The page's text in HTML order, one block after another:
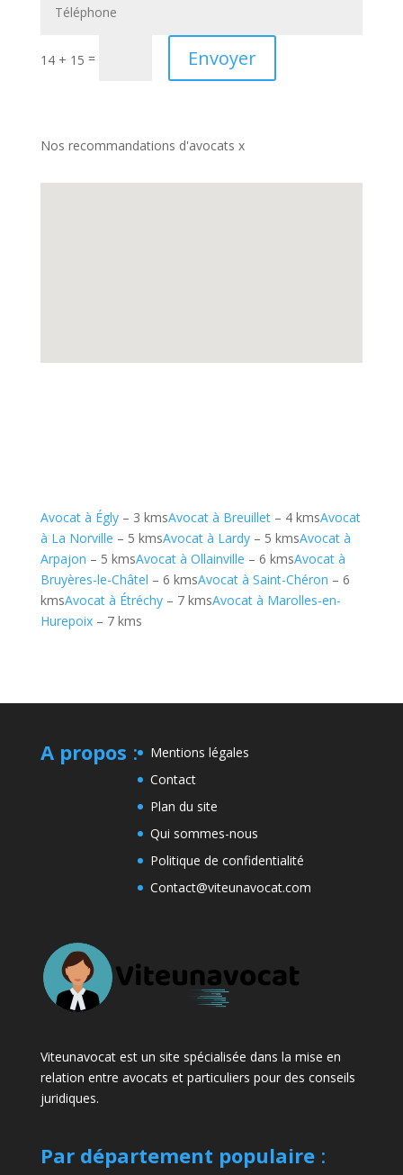
14 + 15 = Envoyer
Nos recommandations d'avocats x
Avocat à Égly– 3 kmsAvocat à Breuillet– 4 kmsAvocat
à La Norville – 5 kmsAvocat à Lardy– 5 kmsAvocat à
Arpajon – 5 kmsAvocat à Ollainville – 6 kmsAvocat à
Bruyères-le-Châtel – 6 kmsAvocat à Saint-Chéron – 6
kmsAvocat à Étréchy– 7 kmsAvocat à Marolles-en-
Hurepoix– 7 kms
A propos :
Mentions légales
Contact
Plan du site
Qui sommes-nous
Politique de confidentialité
Contact@viteunavocat.com
Viteunavocat est un site spécialisée dans la mise en
relation entre avocats et particuliers pour des conseils
juridiques.
Par département populaire: